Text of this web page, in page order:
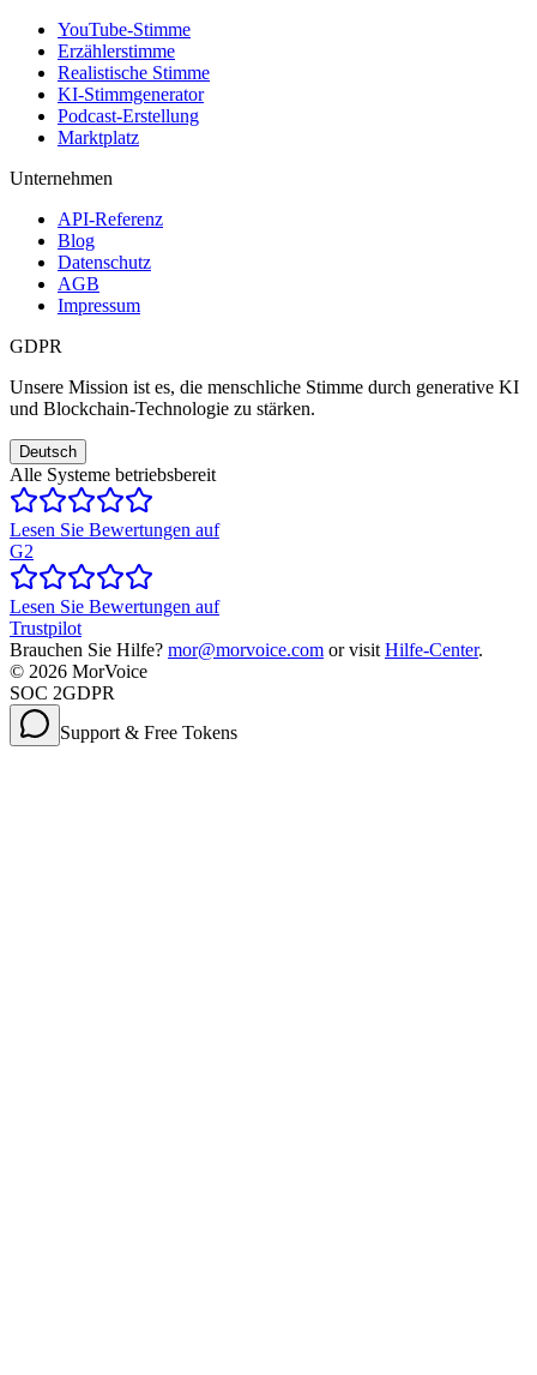
YouTube-Stimme
Erzählerstimme
Realistische Stimme
KI-Stimmgenerator
Podcast-Erstellung
Marktplatz
Unternehmen
API-Referenz
Blog
Datenschutz
AGB
Impressum
GDPR
Unsere Mission ist es, die menschliche Stimme durch generative KI
und Blockchain-Technologie zu stärken.
Deutsch
Alle Systeme betriebsbereit
Lesen Sie Bewertungen auf
G2
Lesen Sie Bewertungen auf
Trustpilot
Brauchen Sie Hilfe? mor@morvoice.com or visit Hilfe-Center.
© 2026 MorVoice
SOC 2GDPR
Support & Free Tokens